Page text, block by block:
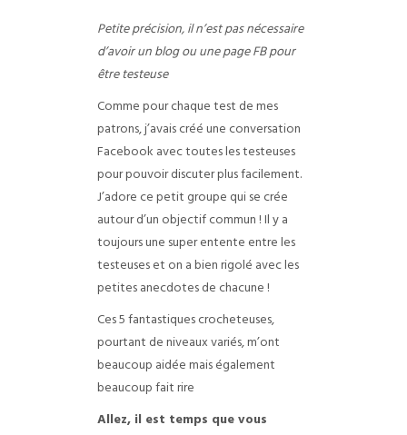
Petite précision, il n’est pas nécessaire
d’avoir un blog ou une page FB pour
être testeuse
Comme pour chaque test de mes
patrons, j’avais créé une conversation
Facebook avec toutes les testeuses
pour pouvoir discuter plus facilement.
J’adore ce petit groupe qui se crée
autour d’un objectif commun ! Il y a
toujours une super entente entre les
testeuses et on a bien rigolé avec les
petites anecdotes de chacune !
Ces 5 fantastiques crocheteuses,
pourtant de niveaux variés, m’ont
beaucoup aidée mais également
beaucoup fait rire
Allez, il est temps que vous